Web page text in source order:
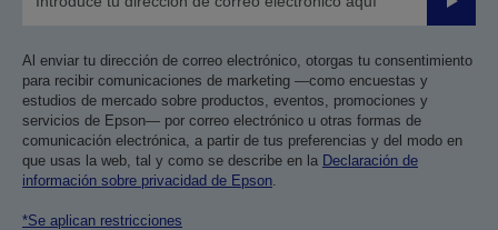
Enviar
Al enviar tu dirección de correo electrónico, otorgas tu consentimiento
para recibir comunicaciones de marketing —como encuestas y
estudios de mercado sobre productos, eventos, promociones y
servicios de Epson— por correo electrónico u otras formas de
comunicación electrónica, a partir de tus preferencias y del modo en
que usas la web, tal y como se describe en la Declaración de
información sobre privacidad de Epson.
*Se aplican restricciones